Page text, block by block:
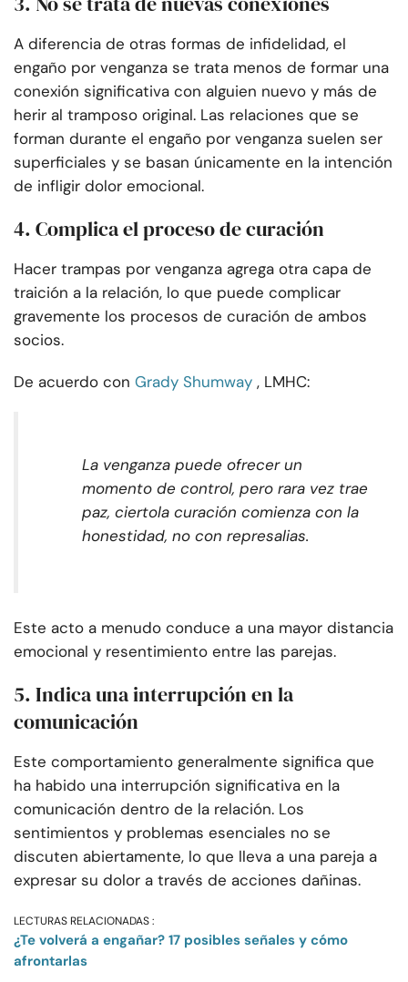
A diferencia de otras formas de infidelidad, el
engaño por venganza se trata menos de formar una
conexión significativa con alguien nuevo y más de
herir al tramposo original. Las relaciones que se
forman durante el engaño por venganza suelen ser
superficiales y se basan únicamente en la intención
de infligir dolor emocional.
4. Complica el proceso de curación
Hacer trampas por venganza agrega otra capa de
traición a la relación, lo que puede complicar
gravemente los procesos de curación de ambos
socios.
De acuerdo con Grady Shumway , LMHC:
La venganza puede ofrecer un
momento de control, pero rara vez trae
paz, ciertola curación comienza con la
honestidad, no con represalias.
Este acto a menudo conduce a una mayor distancia
emocional y resentimiento entre las parejas.
5. Indica una interrupción en la
comunicación
Este comportamiento generalmente significa que
ha habido una interrupción significativa en la
comunicación dentro de la relación. Los
sentimientos y problemas esenciales no se
discuten abiertamente, lo que lleva a una pareja a
expresar su dolor a través de acciones dañinas.
LECTURAS RELACIONADAS :
¿Te volverá a engañar? 17 posibles señales y cómo
afrontarlas